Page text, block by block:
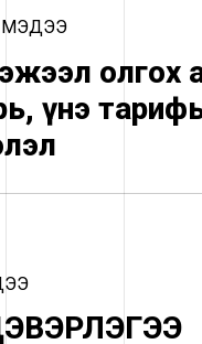
МЭДЭЭ
олгох
үнэ